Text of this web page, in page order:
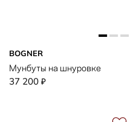
BOGNER
Мунбуты на шнуровке
37 200 ₽